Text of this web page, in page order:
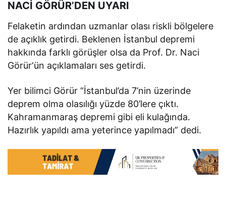
NACİ GÖRÜR’DEN UYARI
Felaketin ardından uzmanlar olası riskli bölgelere
de açıklık getirdi. Beklenen İstanbul depremi
hakkında farklı görüşler olsa da Prof. Dr. Naci
Görür‘ün açıklamaları ses getirdi.
Yer bilimci Görür “İstanbul’da 7’nin üzerinde
deprem olma olasılığı yüzde 80’lere çıktı.
Kahramanmaraş depremi gibi eli kulağında.
Hazırlık yapıldı ama yeterince yapılmadı” dedi.